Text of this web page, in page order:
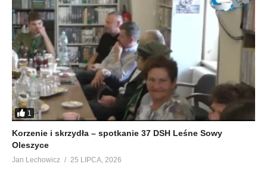
1
Korzenie i skrzydła – spotkanie 37 DSH Leśne Sowy
Oleszyce
Jan Lechowicz 25 LIPCA, 2026